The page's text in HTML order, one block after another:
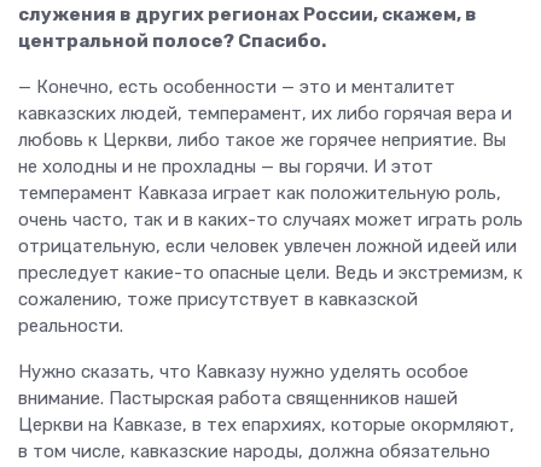
служения в других регионах России, скажем, в
центральной полосе? Спасибо.
— Конечно, есть особенности — это и менталитет
кавказских людей, темперамент, их либо горячая вера и
любовь к Церкви, либо такое же горячее неприятие. Вы
не холодны и не прохладны — вы горячи. И этот
темперамент Кавказа играет как положительную роль,
очень часто, так и в каких-то случаях может играть роль
отрицательную, если человек увлечен ложной идеей или
преследует какие-то опасные цели. Ведь и экстремизм, к
сожалению, тоже присутствует в кавказской
реальности.
Нужно сказать, что Кавказу нужно уделять особое
внимание. Пастырская работа священников нашей
Церкви на Кавказе, в тех епархиях, которые окормляют,
в том числе, кавказские народы, должна обязательно